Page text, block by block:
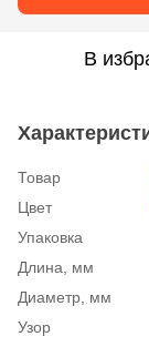
В
Товар
Цвет
Упаковка
Длина, мм
Диаметр, мм
Узор